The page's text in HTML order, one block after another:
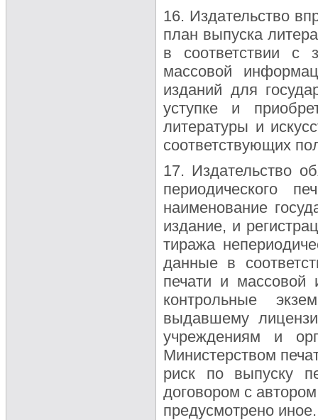
16. Издательство
план выпуска
в соответствии с
массовой
изданий для
уступке и
литературы и
соответствующих
17. Издательство
периодического
наименование
издание, и
тиража
данные в
печати и
контрольные
выдавшему
учреждениям и
Министерством
риск по выпуску
договором с
предусмотрено иное.